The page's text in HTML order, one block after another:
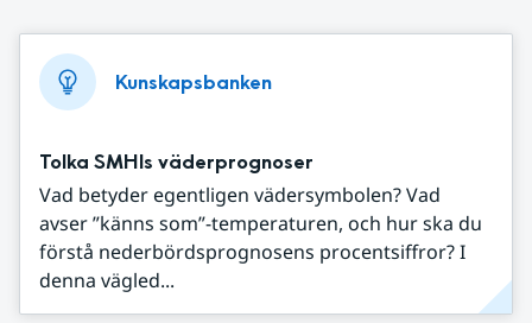
Kunskapsbanken
Tolka SMHIs väderprognoser
Vad betyder egentligen vädersymbolen? Vad
avser ”känns som”-temperaturen, och hur ska du
förstå nederbördsprognosens procentsiffror? I
denna vägled...